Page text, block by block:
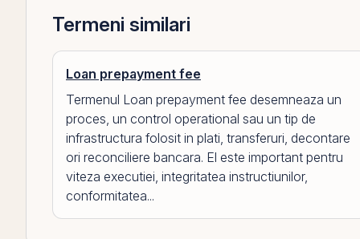
Termeni similari
Loan prepayment fee
Termenul Loan prepayment fee desemneaza un
proces, un control operational sau un tip de
infrastructura folosit in plati, transferuri, decontare
ori reconciliere bancara. El este important pentru
viteza executiei, integritatea instructiunilor,
conformitatea...